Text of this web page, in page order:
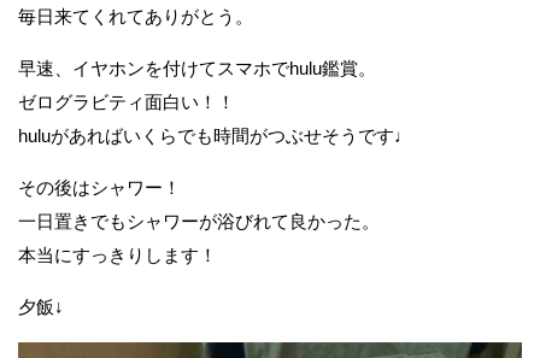
毎日来てくれてありがとう。
早速、イヤホンを付けてスマホでhulu鑑賞。
ゼログラビティ面白い！！
huluがあればいくらでも時間がつぶせそうです♩
その後はシャワー！
一日置きでもシャワーが浴びれて良かった。
本当にすっきりします！
夕飯↓